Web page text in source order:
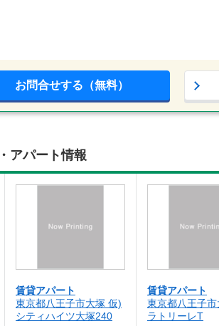
お問合せする（無料）
アパート情報
賃貸アパート
東京都八王子市大塚 仮)
シティハイツ大塚240
賃貸アパート
東京都八王子
ラトリーレT